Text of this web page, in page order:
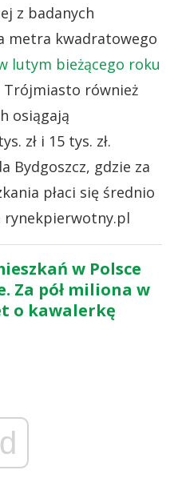
z badanych
metra kwadratowego
lutym bieżącego roku
Trójmiasto również
osiągają
zł i 15 tys. zł.
Bydgoszcz, gdzie za
płaci się średnio
rynekpierwotny.pl
w Polsce
Za pół miliona w
o kawalerkę